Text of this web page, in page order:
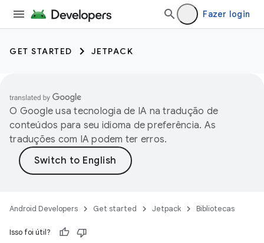
Fazer login
GET STARTED JETPACK
O Google usa tecnologia de IA na tradução de
conteúdos para seu idioma de preferência. As
traduções com IA podem ter erros.
Android Developers Get started Jetpack Bibliotecas
Isso foi útil?